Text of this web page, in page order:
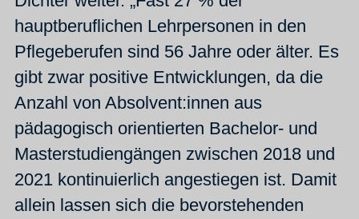
hauptberuflichen Lehrpersonen in den
Pflegeberufen sind 56 Jahre oder älter. Es
gibt zwar positive Entwicklungen, da die
Anzahl von Absolvent:innen aus
pädagogisch orientierten Bachelor- und
Masterstudiengängen zwischen 2018 und
2021 kontinuierlich angestiegen ist. Damit
allein lassen sich die bevorstehenden